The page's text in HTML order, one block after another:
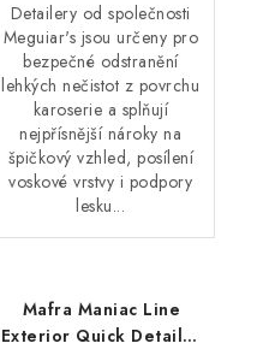
Detailery od společnosti
Meguiar's jsou určeny pro
bezpečné odstranění
lehkých nečistot z povrchu
karoserie a splňují
nejpřísnější nároky na
špičkový vzhled, posílení
voskové vrstvy i podpory
lesku...
Mafra Maniac Line
Exterior Quick Detailer